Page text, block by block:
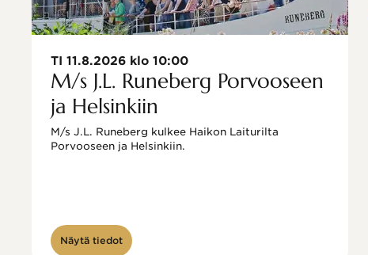
TI 11.8.2026 klo 10:00
M/s J.L. Runeberg Porvooseen
ja Helsinkiin
M/s J.L. Runeberg kulkee Haikon Laiturilta
Porvooseen ja Helsinkiin.
Näytä tiedot